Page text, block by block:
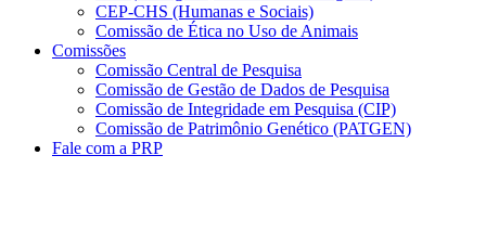
CEP-CHS (Humanas e Sociais)
Comissão de Ética no Uso de Animais
Comissões
Comissão Central de Pesquisa
Comissão de Gestão de Dados de Pesquisa
Comissão de Integridade em Pesquisa (CIP)
Comissão de Patrimônio Genético (PATGEN)
Fale com a PRP